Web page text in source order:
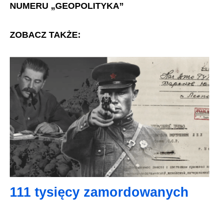
NUMERU „GEOPOLITYKA”
ZOBACZ TAKŻE:
111 tysięcy zamordowanych